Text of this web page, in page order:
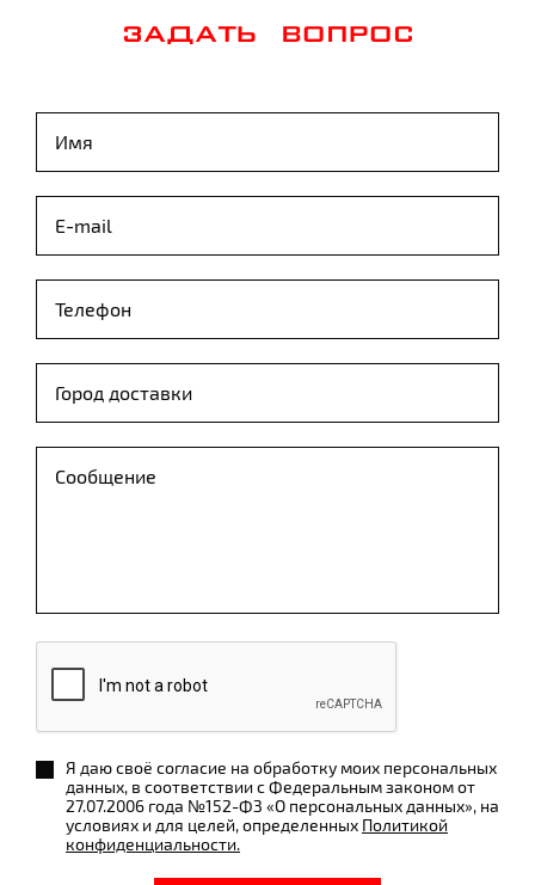
ЗАДАТЬ ВОПРОС
Я даю своё согласие на обработку моих персональных
данных, в соответствии с Федеральным законом от
27.07.2006 года №152-ФЗ «О персональных данных», на
условиях и для целей, определенных Политикой
конфиденциальности.